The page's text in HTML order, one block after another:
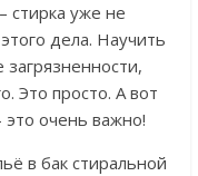
стирка уже не
дела. Научить
Это просто. А вот
очень важно!
в бак стиральной